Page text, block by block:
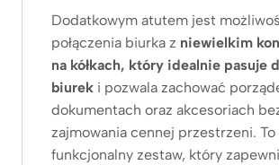
Dodatkowym atutem jest
połączenia biurka z niewielkim
na kółkach, który idealnie pasuje
biurek i pozwala zachować
dokumentach oraz akcesoriach
zajmowania cennej przestrzeni. To
funkcjonalny zestaw, który